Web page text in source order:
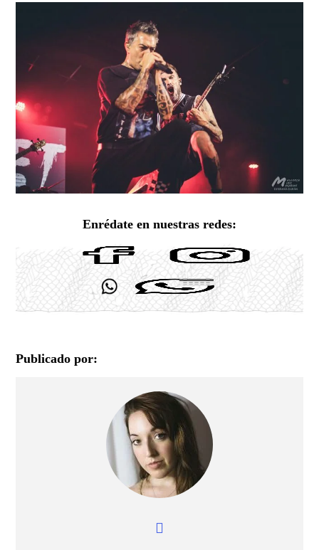
Enrédate en nuestras redes:
Publicado por: